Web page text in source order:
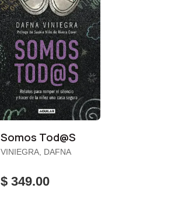
Somos Tod@S
VINIEGRA, DAFNA
$ 349.00